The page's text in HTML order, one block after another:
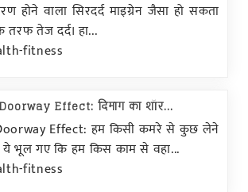
होने वाला सिरदर्द माइग्रेन जैसा हो सकता
तेज दर्द। हा...
fitness
Effect: दिमाग का शॉर...
Effect: हम किसी कमरे से कुछ लेने
भूल गए कि हम किस काम से वहा...
fitness